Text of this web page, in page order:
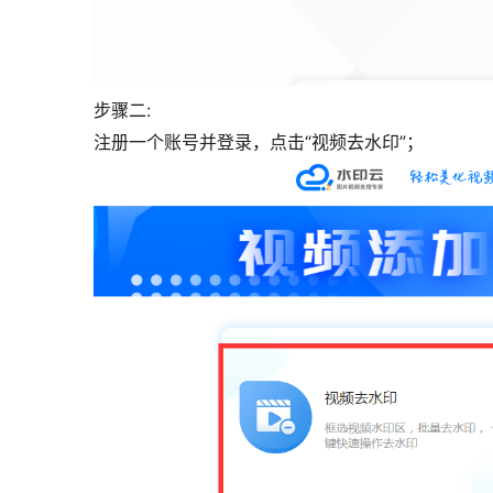
步骤二:
注册一个账号并登录，点击“视频去水印”；